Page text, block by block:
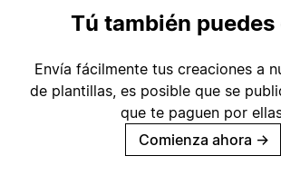
Tú también puedes
Envía fácilmente tus creaciones a
de plantillas, es posible que se
que te paguen por
Comienza ahora →